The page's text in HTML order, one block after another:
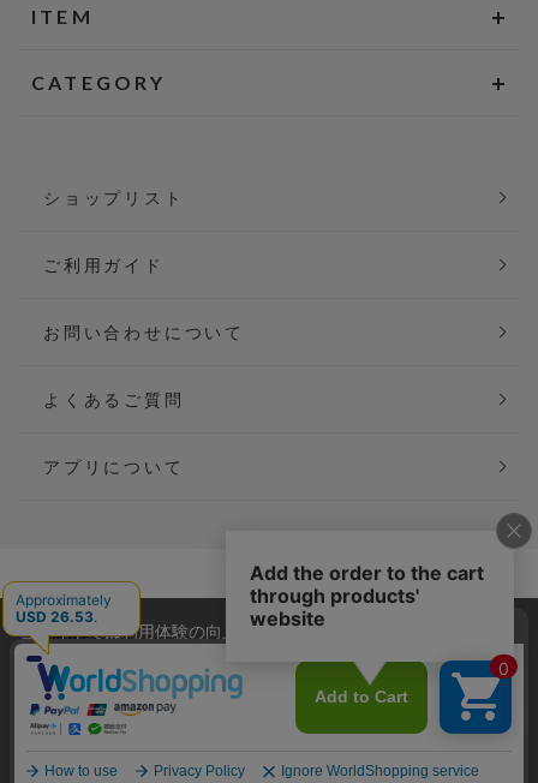
ITEM
CATEGORY
ショップリスト
ご利用ガイド
お問い合わせについて
よくあるご質問
アプリについて
会社概要
特定商取引法に基づく表記
ご利用規約
Copyright(C) P&M co.,ltd All Rights Reserved.
当サイトでは利用体験の向上およびコンテンツの最適な提供、ト
ラフィックの分析を目的としてCookieを使用しています。
サイトの閲覧を継続された場合、Cookieの利用に同意したことも
のといたします。
詳細については
プライバシーポリシーをご確認ください。
承諾する